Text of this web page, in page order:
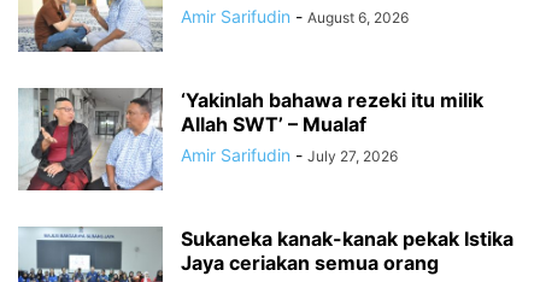
Amir Sarifudin - August 6, 2026
‘Yakinlah bahawa rezeki itu milik
Allah SWT’ – Mualaf
Amir Sarifudin - July 27, 2026
Sukaneka kanak-kanak pekak Istika
Jaya ceriakan semua orang